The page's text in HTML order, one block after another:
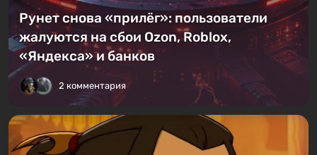
Рунет снова «прилёг»: пользователи
жалуются на сбои Ozon, Roblox,
«Яндекса» и банков
2 комментария